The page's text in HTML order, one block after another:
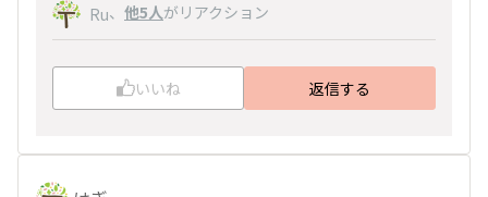
Ru、 他5人がリアクション
いいね 返信する